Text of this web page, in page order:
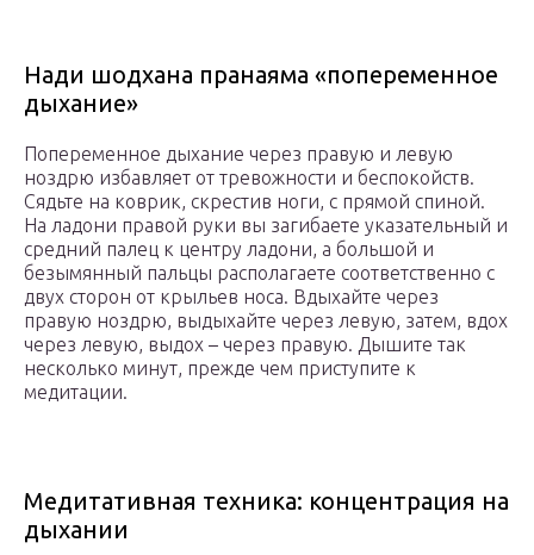
Нади шодхана пранаяма «попеременное
дыхание»
Попеременное дыхание через правую и левую
ноздрю избавляет от тревожности и беспокойств.
Сядьте на коврик, скрестив ноги, с прямой спиной.
На ладони правой руки вы загибаете указательный и
средний палец к центру ладони, а большой и
безымянный пальцы располагаете соответственно с
двух сторон от крыльев носа. Вдыхайте через
правую ноздрю, выдыхайте через левую, затем, вдох
через левую, выдох – через правую. Дышите так
несколько минут, прежде чем приступите к
медитации.
Медитативная техника: концентрация на
дыхании